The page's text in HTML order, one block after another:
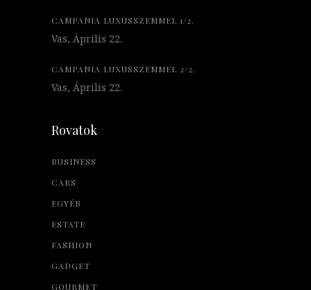
CAMPANIA LUXUSSZEMMEL 1/2.
Vas, Április 22.
CAMPANIA LUXUSSZEMMEL 2/2.
Vas, Április 22.
Rovatok
BUSINESS
CARS
EGYÉB
ESTATE
FASHION
GADGET
GOURMET